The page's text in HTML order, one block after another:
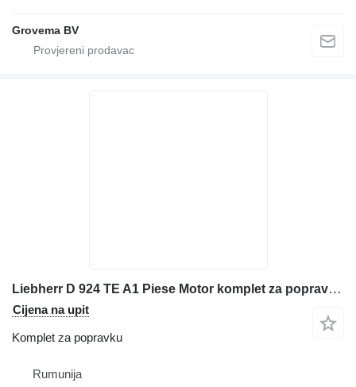
Grovema BV
Liebherr D 924 TE A1 Piese Motor komplet za popravku za građevinske mašine po rezervnim dijelovima
Cijena na upit
Komplet za popravku
Rumunija